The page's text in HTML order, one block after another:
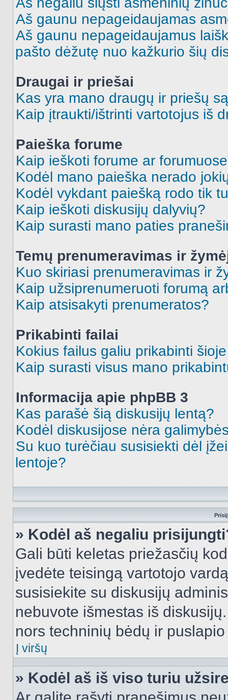
Aš gaunu nepageidaujamas
Aš gaunu nepageidaujamus
pašto dėžutę nuo kažkurio šių
Draugai ir priešai
Kas yra mano draugų ir priešų
Kaip įtraukti/ištrinti vartotojus iš
Paieška forume
Kaip ieškoti forume ar
Kodėl mano paieška nerado
Kodėl vykdant paiešką rodo tik
Kaip ieškoti diskusijų dalyvių?
Kaip surasti mano paties
Temų prenumeravimas ir
Kuo skiriasi prenumeravimas ir
Kaip užsiprenumeruoti forumą
Kaip atsisakyti prenumeratos?
Prikabinti failai
Kokius failus galiu prikabinti
Kaip surasti visus mano
Informacija apie phpBB 3
Kas parašė šią diskusijų lentą?
Kodėl diskusijose nėra
Su kuo turėčiau susisiekti dėl
lentoje?
» Kodėl aš negaliu
Gali būti keletas priežasčių
įvedėte teisingą vartotojo
susisiekite su diskusijų
nebuvote išmestas iš
nors techninių bėdų ir
Į viršų
» Kodėl aš iš viso turiu